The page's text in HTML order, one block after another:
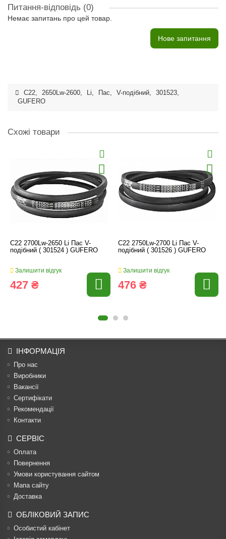
Питання-відповідь (0)
Немає запитань про цей товар.
Нове запитання
C22, 2650Lw-2600, Li, Пас, V-подібний, 301523,
GUFERO
Схожі товари
C22 2700Lw-2650 Li Пас V-
подібний ( 301524 ) GUFERO
Залишити відгук
427 ₴
C22 2750Lw-2700 Li Пас V-
подібний ( 301526 ) GUFERO
Залишити відгук
476 ₴
ІНФОРМАЦІЯ
Про нас
Виробники
Вакансії
Сертифікати
Рекомендації
Контакти
СЕРВІС
Оплата
Повернення
Умови користування сайтом
Мапа сайту
Доставка
ОБЛІКОВИЙ ЗАПИС
Особистий кабінет